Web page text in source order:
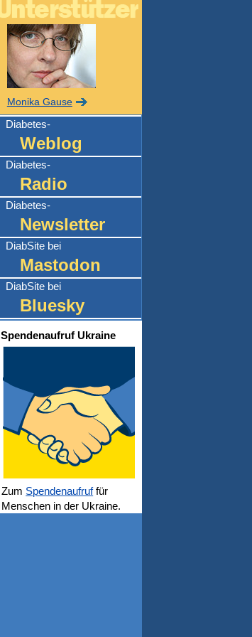
Monika Gause
Diabetes-
Weblog
Diabetes-
Radio
Diabetes-
Newsletter
DiabSite bei
Mastodon
DiabSite bei
Bluesky
Spendenaufruf Ukraine
Zum Spendenaufruffür
Menschen in der Ukraine.